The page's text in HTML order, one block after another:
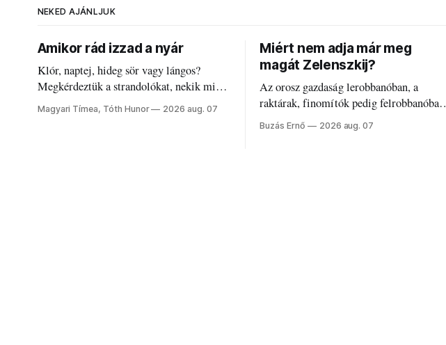
NEKED AJÁNLJUK
Amikor rád izzad a nyár
Klór, naptej, hideg sör vagy lángos?
Megkérdeztük a strandolókat, nekik mi
jelenti a nyarat, és hogyan bírják a
kánikulát.
Magyari Tímea, Tóth Hunor 2026 aug. 07
Miért nem adja már meg
magát Zelenszkij?
Az orosz gazdaság lerobbanóban, a
raktárak, finomítók pedig felrobbanóban.
Akárcsak az ukrán népharag, amikor
elégedetlen vezetőivel.
Buzás Ernő 2026 aug. 07